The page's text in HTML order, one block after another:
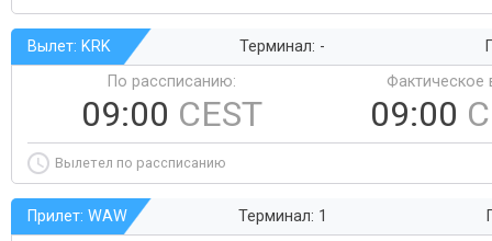
Вылет: KRK Терминал: -
По рассписанию:
09:00 CEST
Фактическое
09:00
Вылетел по рассписанию
Прилет: WAW Терминал: 1